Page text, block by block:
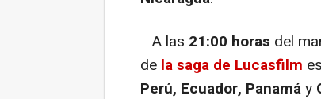
A las 21:00 horas del
de la saga de Lucasfilm
Perú, Ecuador, Panamáy